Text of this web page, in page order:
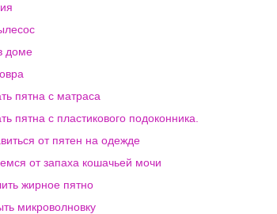
доме
пятна с матраса
пятна с пластикового подоконника.
от пятен на одежде
от запаха кошачьей мочи
жирное пятно
микроволновку